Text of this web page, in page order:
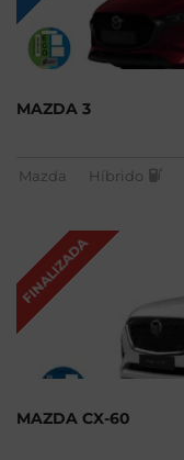
MAZDA 3
Mazda Híbrido
FINALIZADA
MAZDA CX-60